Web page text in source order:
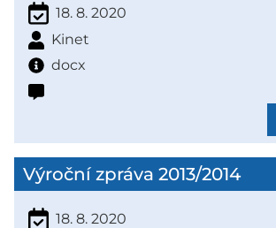
18. 8. 2020
Kinet
docx
Výroční zpráva 2013/2014
18. 8. 2020